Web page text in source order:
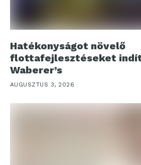
Hatékonyságot növelő
flottafejlesztéseket
Waberer’s
AUGUSZTUS 3, 2026